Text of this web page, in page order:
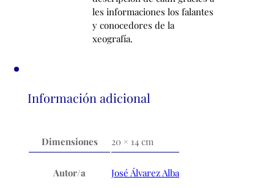
les informaciones los falantes
y conocedores de la
xeografía.
Información adicional
Dimensiones 20 × 14 cm
Autor/a José Álvarez Alba